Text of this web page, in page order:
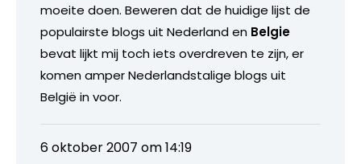
moeite doen. Beweren dat de huidige lijst de
populairste blogs uit Nederland en Belgie
bevat lijkt mij toch iets overdreven te zijn, er
komen amper Nederlandstalige blogs uit
België in voor.
6 oktober 2007 om 14:19